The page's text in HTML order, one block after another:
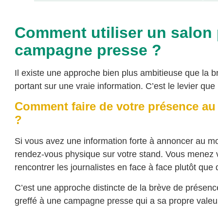
Comment utiliser un
campagne presse ?
Il existe une approche bien plus ambitieuse que la
portant sur une vraie information. C’est le levier
Comment faire de votre présence
?
Si vous avez une information forte à annoncer au
rendez-vous physique sur votre stand. Vous
rencontrer les journalistes en face à face plutôt
C’est une approche distincte de la brève de
greffé à une campagne presse qui a sa propre